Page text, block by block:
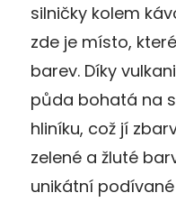
silničky kolem
zde je místo,
barev. Díky
půda bohatá na
hliníku, což jí
zelené a žluté
unikátní